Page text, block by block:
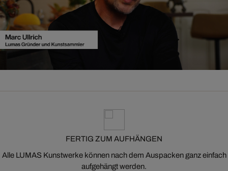
FERTIG ZUM AUFHÄNGEN
Alle LUMAS Kunstwerke können nach dem Auspacken ganz einfach
aufgehängt werden.